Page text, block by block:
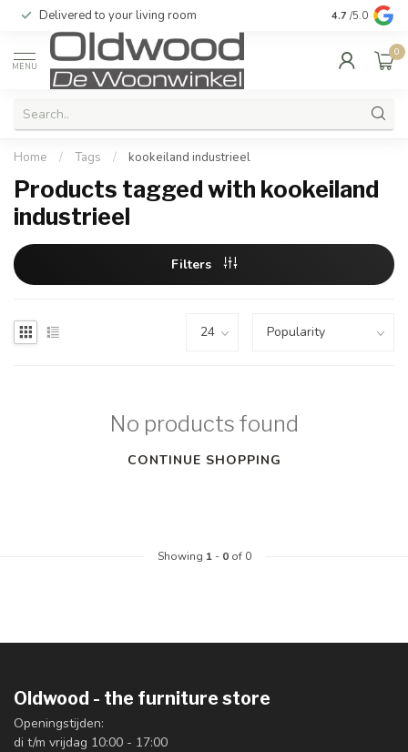
Delivered to your living room Quality &
4.7 /5.0
MENU
0
Home / Tags / kookeiland industrieel
Products tagged with kookeiland
industrieel
Filters
No products found
CONTINUE SHOPPING
Showing 1- 0of 0
Oldwood - the furniture store
Openingstijden:
di t/m vrijdag 10:00 - 17:00